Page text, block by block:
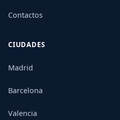
Contactos
CIUDADES
Madrid
Barcelona
Valencia